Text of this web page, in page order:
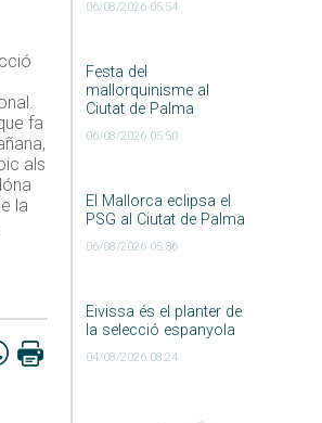
06/08/2026 05:54
Festa del
mallorquinisme al
Ciutat de Palma
06/08/2026 05:50
El Mallorca eclipsa el
PSG al Ciutat de Palma
06/08/2026 05:36
Eivissa és el planter de
la selecció espanyola
04/08/2026 08:24
fa
als
la